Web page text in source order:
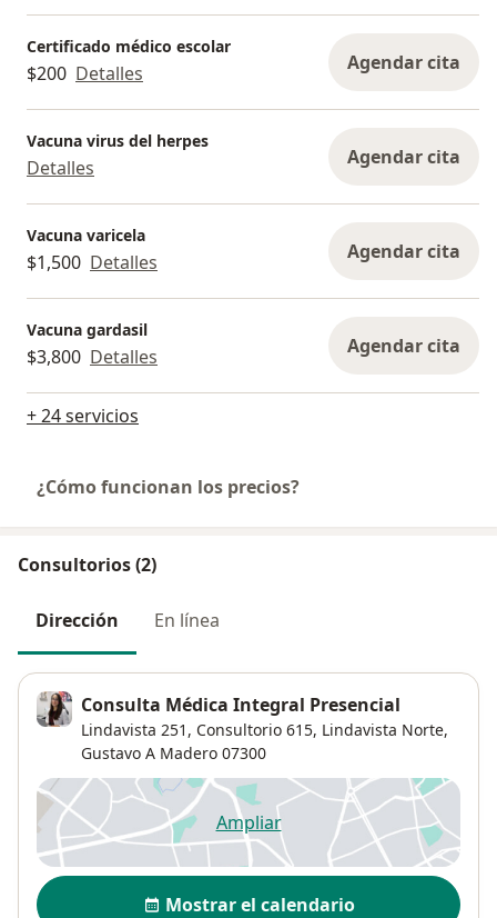
Certificado médico escolar
$200 Detalles Agendar cita
Vacuna virus del herpes
Detalles Agendar cita
Vacuna varicela
$1,500 Detalles Agendar cita
Vacuna gardasil
$3,800 Detalles Agendar cita
+ 24 servicios
¿Cómo funcionan los precios?
Consultorios (2)
Dirección En línea
Consulta Médica Integral Presencial
Lindavista 251, Consultorio 615, Lindavista Norte,
Gustavo A Madero 07300
Ampliarse abre en una nueva
Disponibilidad
Mostrar el calendario